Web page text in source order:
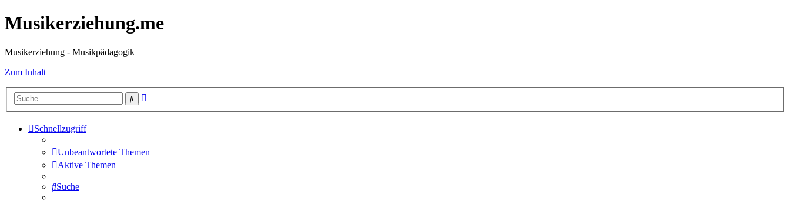
Musikerziehung.me
Musikerziehung - Musikpädagogik
Zum Inhalt
Suche
Schnellzugriff
Unbeantwortete Themen
Aktive Themen
Suche